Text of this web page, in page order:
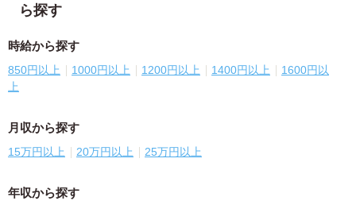
ら探す
時給から探す
850円以上 1000円以上 1200円以上 1400円以上
1600円以
上
月収から探す
15万円以上 20万円以上 25万円以上
年収から探す